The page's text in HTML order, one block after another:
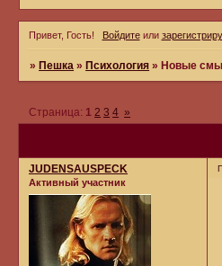
Привет, Гость! Войдитеили
» Пешка » Психология » Новые
Страница: 1 2 3 4 »
JUDENSAUSPECK
Активный участник